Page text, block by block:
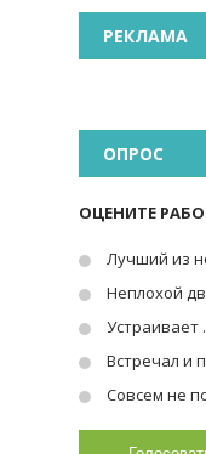
РЕКЛАМА
ОПРОС
ОЦЕНИТЕ
Лучший из
Неплохой
Устраивает
Встречал и
Совсем не